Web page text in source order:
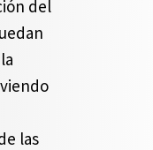
del
las